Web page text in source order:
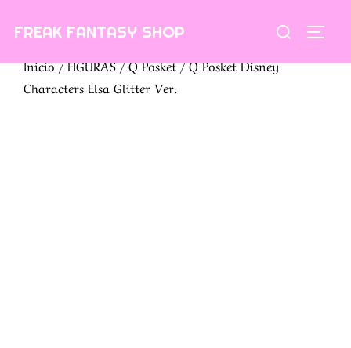
FREAK FANTASY SHOP Buscar:
Inicio/FIGURAS/Q Posket/ Q Posket Disney
Characters Elsa Glitter Ver.